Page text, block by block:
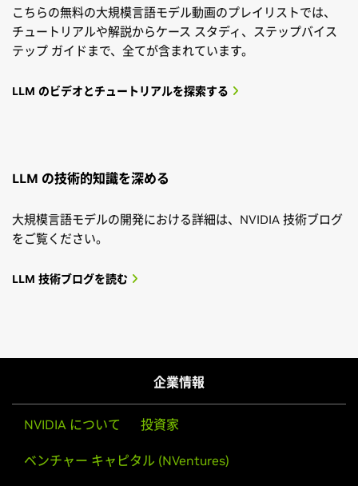
こちらの無料の大規模言語モデル動画のプレイリストでは、
チュートリアルや解説からケース スタディ、ステップバイス
テップ ガイドまで、全てが含まれています。
LLM のビデオとチュートリアルを探索する
LLM の技術的知識を深める
大規模言語モデルの開発における詳細は、NVIDIA 技術ブログ
をご覧ください。
LLM 技術ブログを読む
企業情報
NVIDIA について 投資家
ベンチャー キャピタル (NVentures)